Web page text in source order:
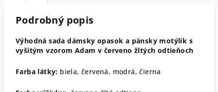
Podrobný popis
Výhodná sada dámsky opasok a pánsky motýlik s
vyšitým vzorom Adam v červeno žltých odtieňoch
Farba látky: biela, červená, modrá, čierna